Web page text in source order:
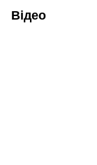
Відео